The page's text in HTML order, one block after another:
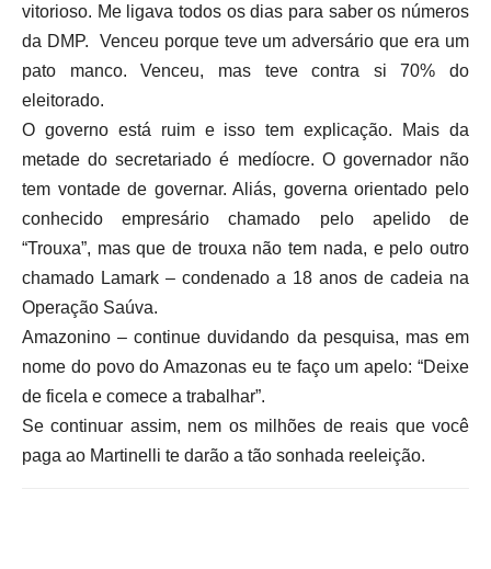
vitorioso. Me ligava todos os dias para saber os números
da DMP. Venceu porque teve um adversário que era um
pato manco. Venceu, mas teve contra si 70% do
eleitorado.
O governo está ruim e isso tem explicação. Mais da
metade do secretariado é medíocre. O governador não
tem vontade de governar. Aliás, governa orientado pelo
conhecido empresário chamado pelo apelido de
“Trouxa”, mas que de trouxa não tem nada, e pelo outro
chamado Lamark – condenado a 18 anos de cadeia na
Operação Saúva.
Amazonino – continue duvidando da pesquisa, mas em
nome do povo do Amazonas eu te faço um apelo: “Deixe
de ficela e comece a trabalhar”.
Se continuar assim, nem os milhões de reais que você
paga ao Martinelli te darão a tão sonhada reeleição.